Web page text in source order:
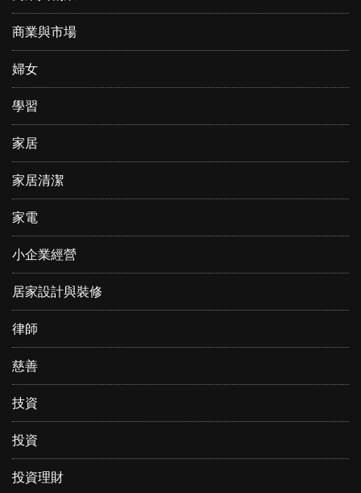
商業與市場
婦女
學習
家居
家居清潔
家電
小企業經營
居家設計與裝修
律師
慈善
技資
投資
投資理財